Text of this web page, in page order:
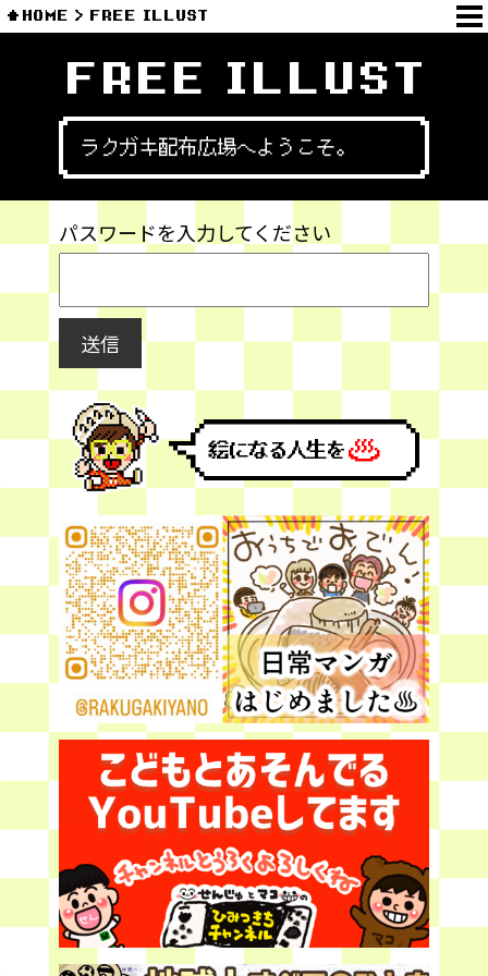
HOME FREE ILLUST
FREE ILLUST
ラクガキ配布広場へようこそ。
パスワードを入力してください